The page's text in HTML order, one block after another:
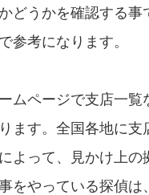
どうかを確認する
参考になります。
ムページで支店一
ます。全国各地に
よって、見かけ上
をやっている探偵は